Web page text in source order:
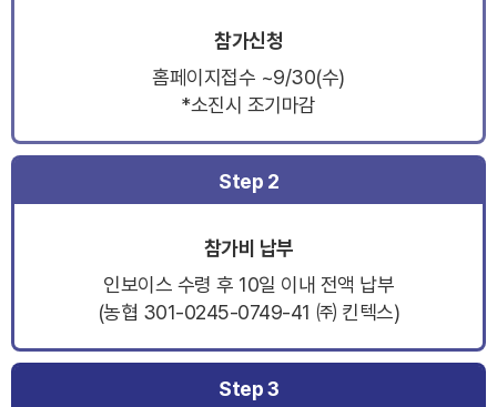
참가신청
홈페이지접수 ~9/30(수)
*소진시 조기마감
Step 2
참가비 납부
인보이스 수령 후 10일 이내 전액 납부
(농협 301-0245-0749-41 ㈜ 킨텍스)
Step 3